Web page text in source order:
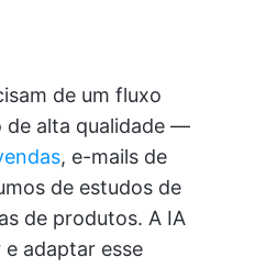
de um fluxo
de alta qualidade —
, e-mails de
de estudos de
de produtos. A IA
adaptar esse